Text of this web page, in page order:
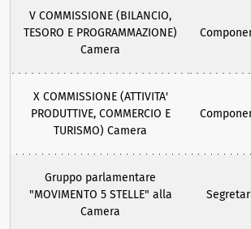
V COMMISSIONE (BILANCIO,
TESORO E PROGRAMMAZIONE)
Camera
X COMMISSIONE (ATTIVITA'
PRODUTTIVE, COMMERCIO E
TURISMO) Camera
Gruppo parlamentare
"MOVIMENTO 5 STELLE" alla
Camera